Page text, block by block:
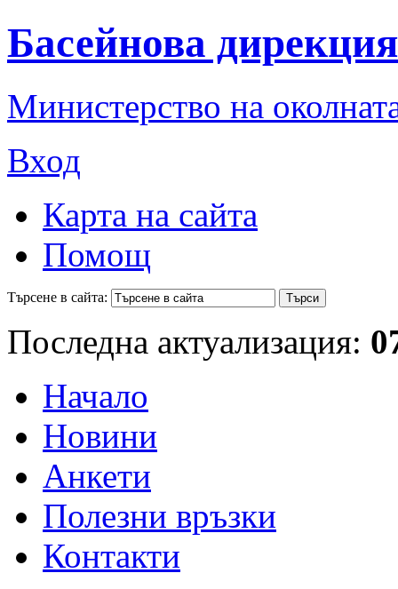
Басейнова
Министерство на
Вход
Карта на сайта
Помощ
Търсене в сайта:
Последна актуализация:
Начало
Новини
Анкети
Полезни връзки
Контакти